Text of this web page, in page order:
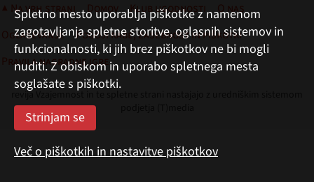
▲ Na vrh strani Domov Klub ugodnosti
O nas
Oglaševanje
Pogoji rabe, zasebnost in piškotki
Pravila nagradne igre
revija Vzajemnost in te spletne strani nastajajo z uredniškim sistemom
Spletno mesto uporablja piškotke z namenom
zagotavljanja spletne storitve, oglasnih sistemov in
funkcionalnosti, ki jih brez piškotkov ne bi mogli
nuditi. Z obiskom in uporabo spletnega mesta
soglašate s piškotki.
Več o piškotkih in nastavitve piškotkov